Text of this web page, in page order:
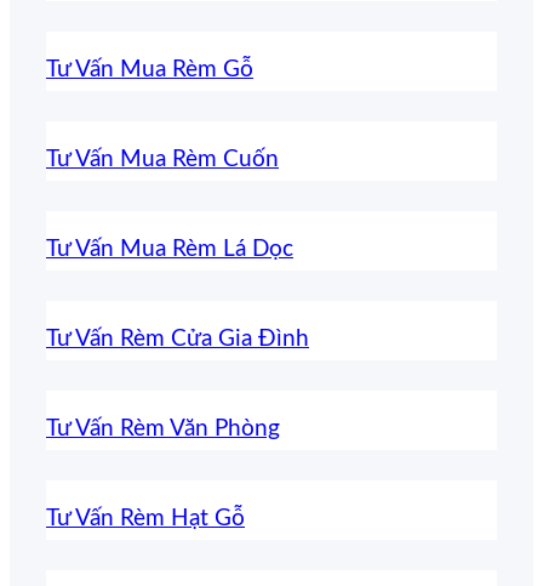
Tư Vấn Mua Rèm Gỗ
Tư Vấn Mua Rèm Cuốn
Tư Vấn Mua Rèm Lá Dọc
Tư Vấn Rèm Cửa Gia Đình
Tư Vấn Rèm Văn Phòng
Tư Vấn Rèm Hạt Gỗ